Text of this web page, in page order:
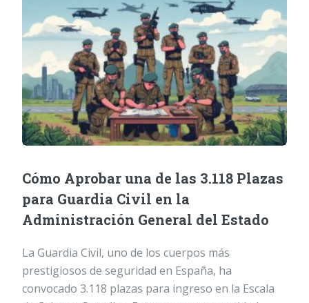
Cómo Aprobar una de las 3.118 Plazas
para Guardia Civil en la
Administración General del Estado
La Guardia Civil, uno de los cuerpos más
prestigiosos de seguridad en España, ha
convocado 3.118 plazas para ingreso en la Escala